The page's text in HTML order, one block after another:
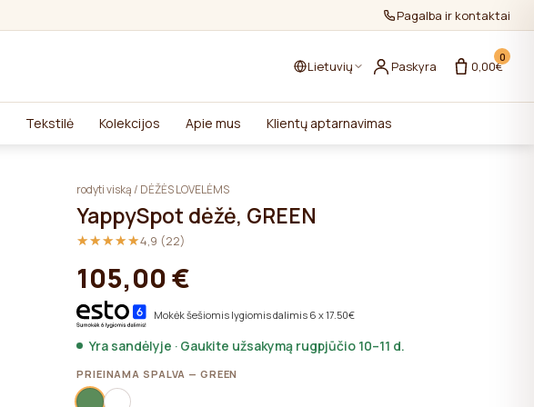
Pagalba ir kontaktai
Lietuvių Paskyra
0
0,00€
Tekstilė Kolekcijos Apie mus Klientų aptarnavimas
rodyti viską/ DĖŽĖS LOVELĖMS
YappySpot dėžė, GREEN
★★★★★
★★★★★4,9 (22)
105,00 €
Mokėk šešiomis lygiomis dalimis 6 x 17.50€
Yra sandėlyje · Gaukite užsakymą rugpjūčio 10–11 d.
PRIEINAMA SPALVA — GREEN